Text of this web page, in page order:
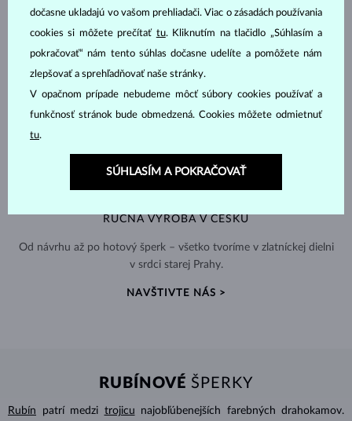
RUČNÁ VÝROBA V ČESKU
Od návrhu až po hotový šperk – všetko tvoríme v zlatníckej dielni
v srdci starej Prahy.
NAVŠTIVTE NÁS >
RUBÍNOVÉ ŠPERKY
Rubín patrí medzi trojicu
najobľúbenejších farebných drahokamov.
dočasne ukladajú vo vašom prehliadači. Viac o zásadách používania
cookies si môžete prečítať tu. Kliknutím na tlačidlo „Súhlasím a
pokračovať“ nám tento súhlas dočasne udelíte a pomôžete nám
zlepšovať a sprehľadňovať naše stránky.
V opačnom prípade nebudeme môcť súbory cookies používať a
funkčnosť stránok bude obmedzená. Cookies môžete odmietnuť
tu.
SÚHLASÍM A POKRAČOVAŤ